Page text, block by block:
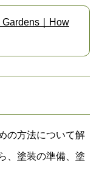
Gardens｜How
の方法について解
、塗装の準備、塗